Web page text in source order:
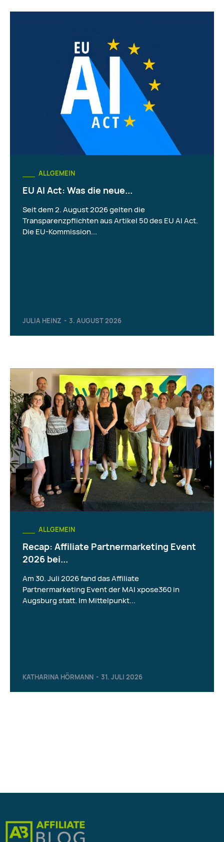
ALLGEMEIN
EU AI Act: Was die neue...
JULIA HEINZ - 3. AUGUST 2026
Seit dem 2. August 2026 gelten die
Transparenzpflichten aus Artikel 50 des EU AI Act.
Die EU-Kommission...
ALLGEMEIN
Recap: Affiliate Partnermarketing Event
2026 bei...
KATHARINA HÖRMANN - 31. JULI 2026
Am 30. Juli 2026 fand das Affiliate
Partnermarketing Event der MAI xpose360 in
Augsburg statt. Im Mittelpunkt...